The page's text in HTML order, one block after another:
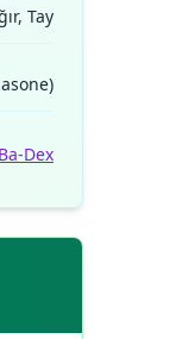
Tay
Ba-Dex